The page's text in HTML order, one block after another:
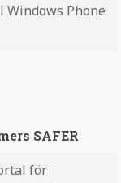
Phone
SAFER
för